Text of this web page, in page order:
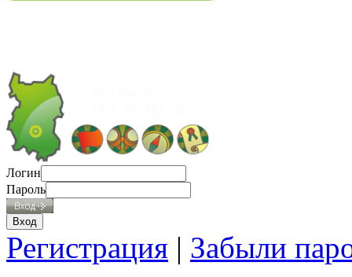
Логин
Пароль
Регистрация | Забыли